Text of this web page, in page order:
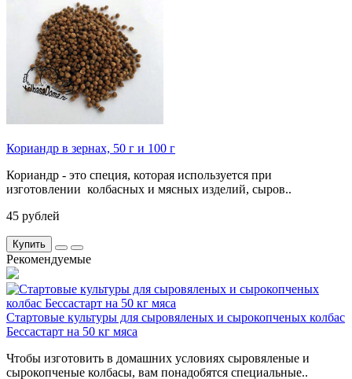
Кориандр в зернах, 50 г и 100 г
Кориандр - это специя, которая используется при
изготовлении колбасных и мясных изделий, сыров..
45 рублей
Купить
Рекомендуемые
Стартовые культуры для сыровяленых и сырокопченых колбас
Бессастарт на 50 кг мяса
Чтобы изготовить в домашних условиях сыровяленые и
сырокопченые колбасы, вам понадобятся специальные..